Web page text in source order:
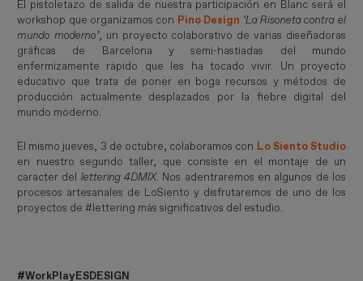
El pistoletazo de salida de nuestra participación en Blanc será el
workshop que organizamos con Pino Design ‘La Risoneta contra el
mundo moderno’, un proyecto colaborativo de varias diseñadoras
gráficas de Barcelona y semi-hastiadas del mundo
enfermizamente rápido que les ha tocado vivir. Un proyecto
educativo que trata de poner en boga recursos y métodos de
producción actualmente desplazados por la fiebre digital del
mundo moderno.
El mismo jueves, 3 de octubre, colaboramos con Lo Siento Studio
en nuestro segundo taller, que consiste en el montaje de un
caracter del lettering 4DMIX. Nos adentraremos en algunos de los
procesos artesanales de LoSiento y disfrutaremos de uno de los
proyectos de #lettering más significativos del estudio.
#WorkPlayESDESIGN